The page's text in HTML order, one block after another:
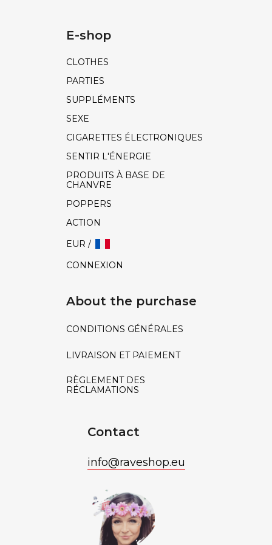
E-shop
CLOTHES
PARTIES
SUPPLÉMENTS
SEXE
CIGARETTES ÉLECTRONIQUES
SENTIR L'ÉNERGIE
PRODUITS À BASE DE
CHANVRE
POPPERS
ACTION
EUR /
CONNEXION
About the purchase
CONDITIONS GÉNÉRALES
LIVRAISON ET PAIEMENT
RÈGLEMENT DES
RÉCLAMATIONS
Contact
info@raveshop.eu